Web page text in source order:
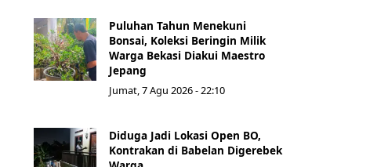
Puluhan Tahun Menekuni
Bonsai, Koleksi Beringin Milik
Warga Bekasi Diakui Maestro
Jepang
Jumat, 7 Agu 2026 - 22:10
Diduga Jadi Lokasi Open BO,
Kontrakan di Babelan Digerebek